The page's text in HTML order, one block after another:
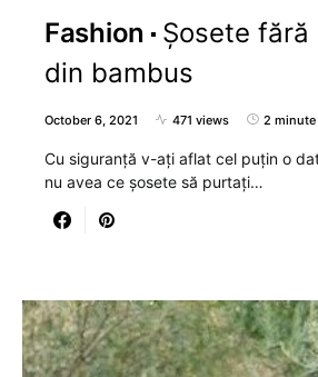
Fashion
Șosete fără
din bambus
October 6, 2021 471 views 2 minute
Cu siguranță v-ați aflat cel puțin o
nu avea ce șosete să purtați…